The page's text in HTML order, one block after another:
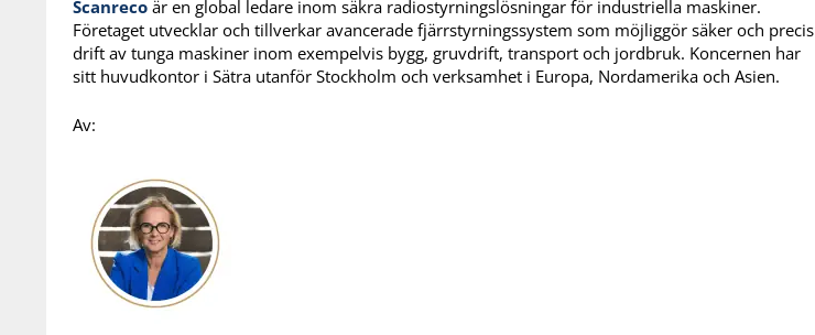
Scanreco är en global ledare inom säkra radiostyrningslösningar för industriella maskiner.
Företaget utvecklar och tillverkar avancerade fjärrstyrningssystem som möjliggör säker och precis
drift av tunga maskiner inom exempelvis bygg, gruvdrift, transport och jordbruk. Koncernen har
sitt huvudkontor i Sätra utanför Stockholm och verksamhet i Europa, Nordamerika och Asien.
Av: